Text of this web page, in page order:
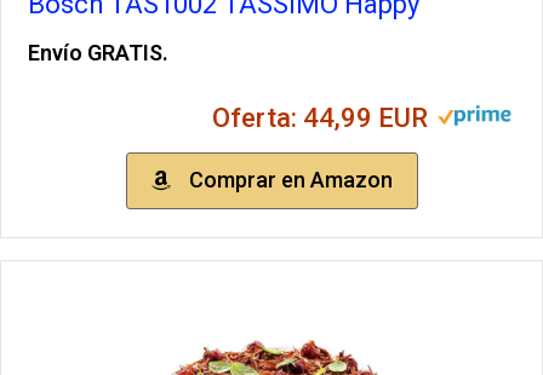
Envío GRATIS.
Oferta: 44,99 EUR
Comprar en Amazon